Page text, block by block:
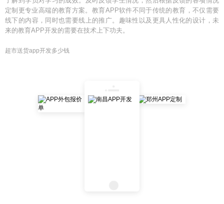
定制更专业高端的教育方案。教育APP软件不同于传统的教育，不仅需要
线下的内容，同时也需要线上的推广。趣味性以及更具人性化的设计，未
来的教育APP开发的需要在技术上下功夫。
超市送货app开发多少钱